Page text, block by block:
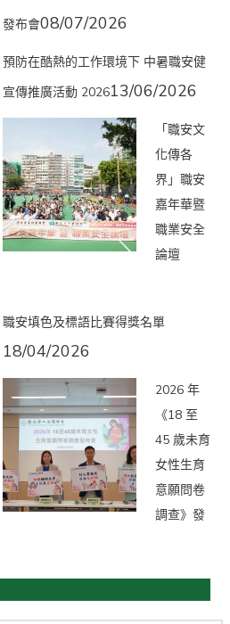
發布會08/07/2026
預防在酷熱的工作環境下 中暑職安健
宣傳推廣活動 202613/06/2026
「職安文
化傳各
界」職安
嘉年華暨
職業安全
論壇
職安填色及標語比賽得獎名單
18/04/2026
2026 年
《18 至
45 歲未育
女性生育
意願問卷
調查》發